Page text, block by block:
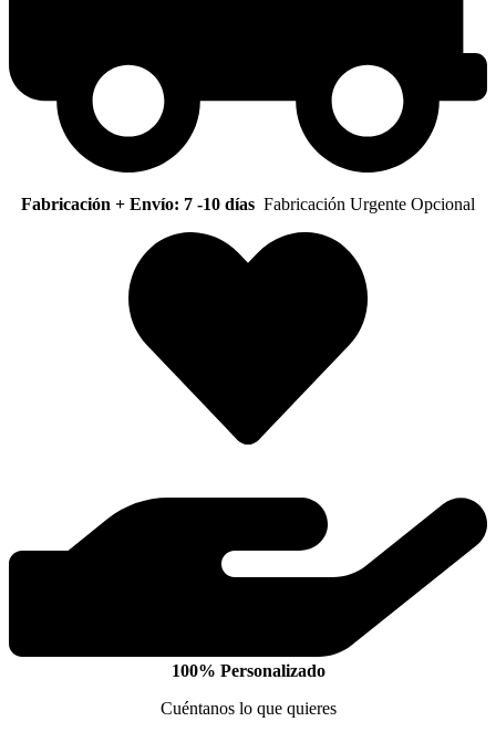
Fabricación + Envío: 7 -10 días Fabricación Urgente Opcional
100% Personalizado
Cuéntanos lo que quieres